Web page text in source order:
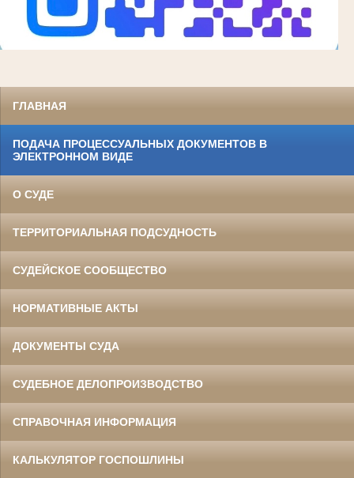
ГЛАВНАЯ
ПОДАЧА ПРОЦЕССУАЛЬНЫХ ДОКУМЕНТОВ В
ЭЛЕКТРОННОМ ВИДЕ
О СУДЕ
ТЕРРИТОРИАЛЬНАЯ ПОДСУДНОСТЬ
СУДЕЙСКОЕ СООБЩЕСТВО
НОРМАТИВНЫЕ АКТЫ
ДОКУМЕНТЫ СУДА
СУДЕБНОЕ ДЕЛОПРОИЗВОДСТВО
СПРАВОЧНАЯ ИНФОРМАЦИЯ
КАЛЬКУЛЯТОР ГОСПОШЛИНЫ